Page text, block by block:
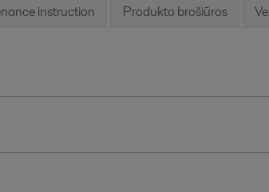
instruction Produkto brošiūros